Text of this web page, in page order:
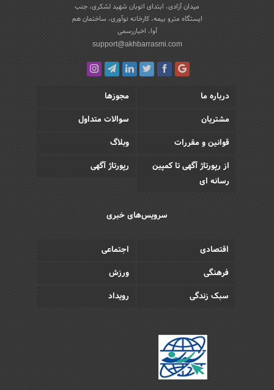
میدان آزادی، ابتدای اتوبان شهید لشکری، جنب
ایستگاه مترو بیمه، کارخانه نوآوری، ساختمان هم
آوا، اخباررسمی
support@akhbarrasmi.com
درباره ما
مجوزها
مشتریان
سوالات متداول
قوانین و مقررات
وبلاگ
از رپورتاژ آگهی تا کمپین
رسانه ای
رپورتاژ آگهی
سرویس‌های خبری
اقتصادی
اجتماعی
فرهنگی
ورزش
سبک زندگی
رویداد